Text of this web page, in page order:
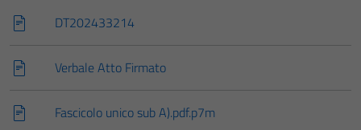
DT202433214
Verbale Atto Firmato
Fascicolo unico sub A).pdf.p7m